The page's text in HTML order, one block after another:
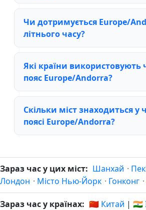
Чи дотримується Europe/
літнього часу?
Які країни використовують
пояс Europe/Andorra?
Скільки міст знаходиться у
поясі Europe/Andorra?
Зараз час у цих міст: Шанхай ·
Лондон · Місто Нью-Йорк · Гонконг ·
Зараз час у країнах: 🇨🇳 Китай | 🇮🇳